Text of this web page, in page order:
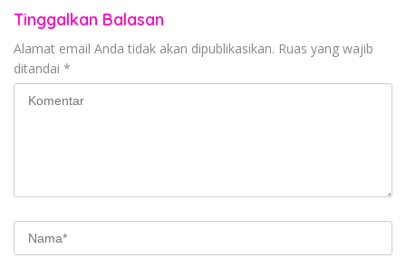
Tinggalkan Balasan
Alamat email Anda tidak akan dipublikasikan. Ruas yang wajib
ditandai *